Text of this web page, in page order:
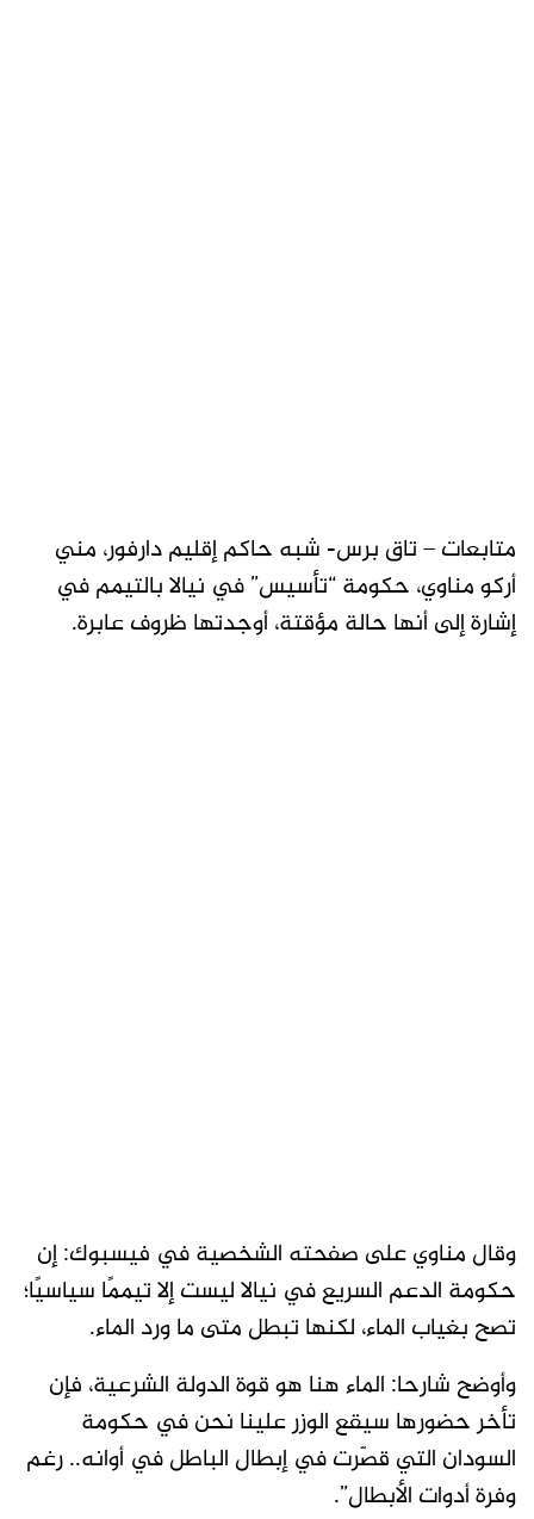
متابعات – تاق برس- شبه حاكم إقليم دارفور، مني
أركو مناوي، حكومة “تأسيس” في نيالا بالتيمم في
إشارة إلى أنها حالة مؤقتة، أوجدتها ظروف عابرة.
وقال مناوي على صفحته الشخصية في فيسبوك: إن
حكومة الدعم السريع في نيالا ليست إلا تيممًا سياسيًا؛
تصح بغياب الماء، لكنها تبطل متى ما ورد الماء.
وأوضح شارحا: الماء هنا هو قوة الدولة الشرعية، فإن
تأخر حضورها سيقع الوزر علينا نحن في حكومة
السودان التي قصّرت في إبطال الباطل في أوانه.. رغم
وفرة أدوات الأبطال”.